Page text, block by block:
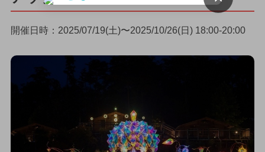
開催日時：2025/07/19(土)〜2025/10/26(日) 18:00-20:00